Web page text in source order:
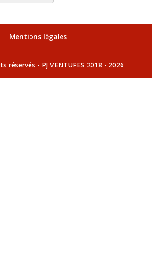
Mentions légales
réservés - PJ VENTURES 2018 - 2026